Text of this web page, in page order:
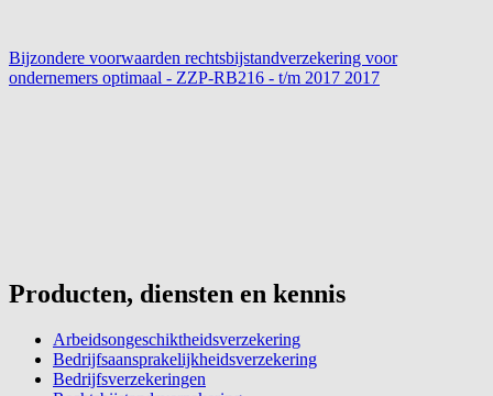
Bijzondere voorwaarden rechtsbijstandverzekering voor
ondernemers optimaal - ZZP-RB216 - t/m 2017 2017
Producten, diensten en kennis
Arbeidsongeschiktheidsverzekering
Bedrijfsaansprakelijkheidsverzekering
Bedrijfsverzekeringen